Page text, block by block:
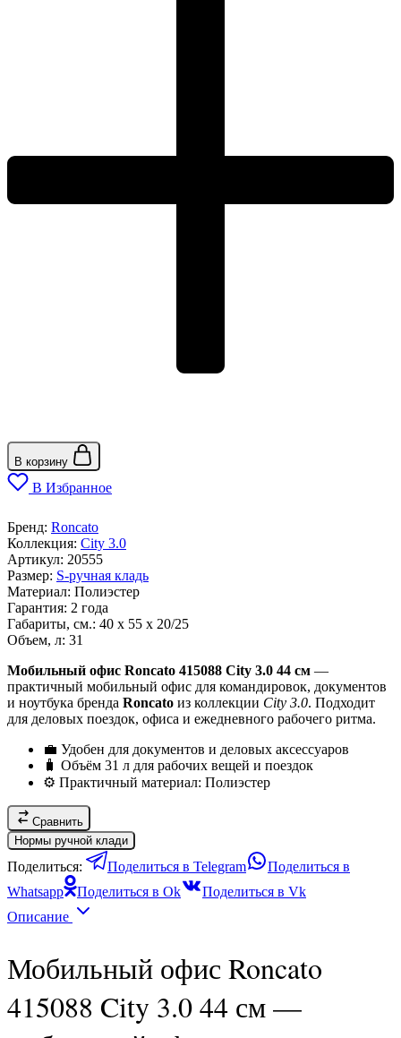
В корзину
В Избранное
Бренд: Roncato
Коллекция: City 3.0
Артикул: 20555
Размер: S-ручная кладь
Материал: Полиэстер
Гарантия: 2 года
Габариты, см.: 40 x 55 x 20/25
Объем, л: 31
Мобильный офис Roncato 415088 City 3.0 44 см —
практичный мобильный офис для командировок, документов
и ноутбука бренда Roncato из коллекции City 3.0. Подходит
для деловых поездок, офиса и ежедневного рабочего ритма.
💼 Удобен для документов и деловых аксессуаров
🧳 Объём 31 л для рабочих вещей и поездок
⚙ Практичный материал: Полиэстер
Сравнить
Нормы ручной клади
Поделиться: Поделиться в Telegram
Поделиться в
Whatsapp
Поделиться в Ok
Поделиться в Vk
Описание
Мобильный офис Roncato
415088 City 3.0 44 см —